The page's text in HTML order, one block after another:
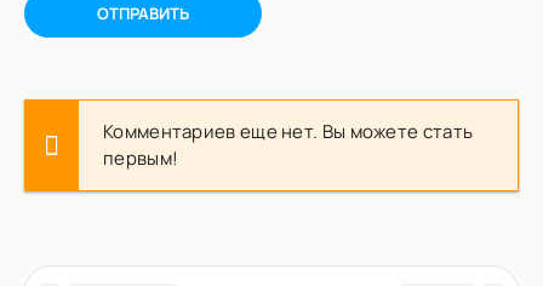
ОТПРАВИТЬ
Комментариев еще нет. Вы можете стать
первым!